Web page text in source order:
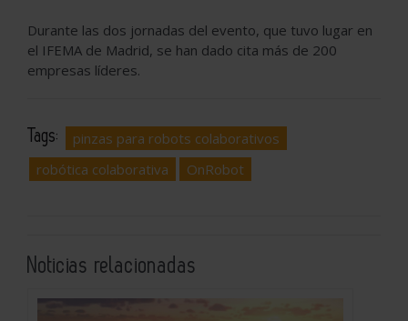
Durante las dos jornadas del evento, que tuvo lugar en
el IFEMA de Madrid, se han dado cita más de 200
empresas líderes.
Tags:
pinzas para robots colaborativos
robótica colaborativa
OnRobot
Noticias relacionadas